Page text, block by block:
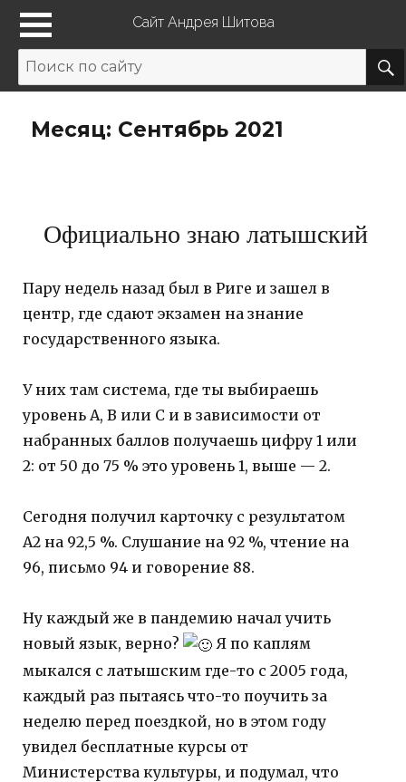
Сайт Андрея Шитова
Месяц: Сентябрь 2021
Официально знаю латышский
Пару недель назад был в Риге и зашел в
центр, где сдают экзамен на знание
государственного языка.
У них там система, где ты выбираешь
уровень A, B или C и в зависимости от
набранных баллов получаешь цифру 1 или
2: от 50 до 75 % это уровень 1, выше — 2.
Сегодня получил карточку с результатом
A2 на 92,5 %. Слушание на 92 %, чтение на
96, письмо 94 и говорение 88.
Ну каждый же в пандемию начал учить
новый язык, верно?
Я по каплям
мыкался с латышским где-то с 2005 года,
каждый раз пытаясь что-то поучить за
неделю перед поездкой, но в этом году
увидел бесплатные курсы от
Министерства культуры, и подумал, что